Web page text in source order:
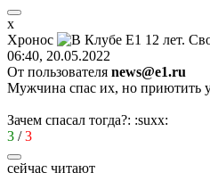
х
Хронос
06:40, 20.05.2022
От пользователя news@e1.ru
Мужчина спас их, но приютить
Зачем спасал тогда?: :suxx:
3 /3
сейчас читают